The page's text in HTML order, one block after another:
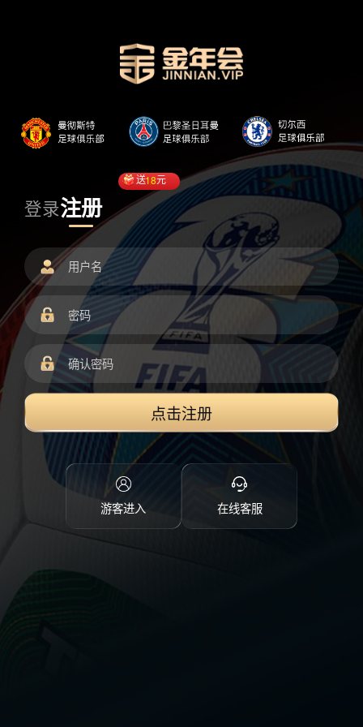
登录注册
送18元
点击注册
游客进入 在线客服